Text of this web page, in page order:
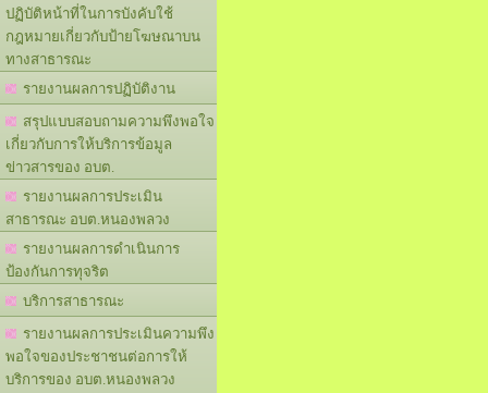
ปฏิบัติหน้าที่ในการบังคับใช้
กฎหมายเกี่ยวกับป้ายโฆษณาบน
ทางสาธารณะ
รายงานผลการปฏิบัติงาน
สรุปแบบสอบถามความพึงพอใจ
เกี่ยวกับการให้บริการข้อมูล
ข่าวสารของ อบต.
รายงานผลการประเมิน
สาธารณะ อบต.หนองพลวง
รายงานผลการดำเนินการ
ป้องกันการทุจริต
บริการสาธารณะ
รายงานผลการประเมินความพึง
พอใจของประชาชนต่อการให้
บริการของ อบต.หนองพลวง